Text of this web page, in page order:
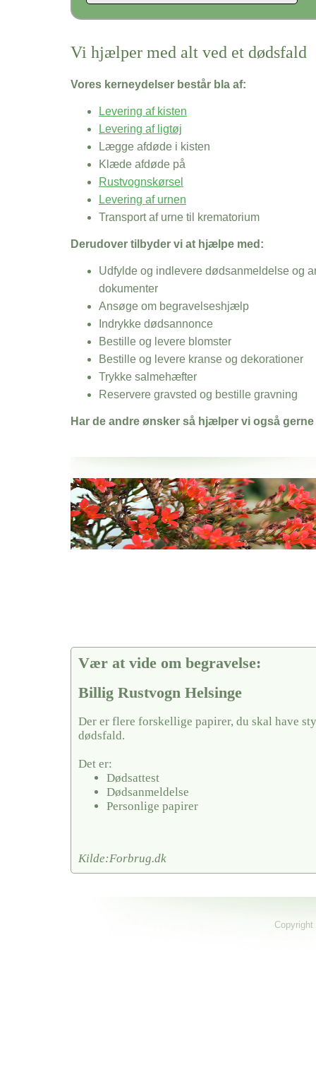
Vi hjælper med alt ved et dødsfald
Vores kerneydelser består bla af:
Levering af kisten
Levering af ligtøj
Lægge afdøde i kisten
Klæde afdøde på
Rustvognskørsel
Levering af urnen
Transport af urne til krematorium
Derudover tilbyder vi at hjælpe med:
Udfylde og indlevere dødsanmeldelse og
dokumenter
Ansøge om begravelseshjælp
Indrykke dødsannonce
Bestille og levere blomster
Bestille og levere kranse og dekorationer
Trykke salmehæfter
Reservere gravsted og bestille gravning
Har de andre ønsker så hjælper vi også gerne
Her hos os får du altid en god afslutning når det gælder
Billig Rustvogn Helsinge
vi hjælper i alle faser af begravelsel
Vær at vide om begravelse:
Billig Rustvogn Helsinge
Der er flere forskellige papirer, du skal have
dødsfald.
Det er:
Dødsattest
Dødsanmeldelse
Personlige papirer
Kilde:Forbrug.dk